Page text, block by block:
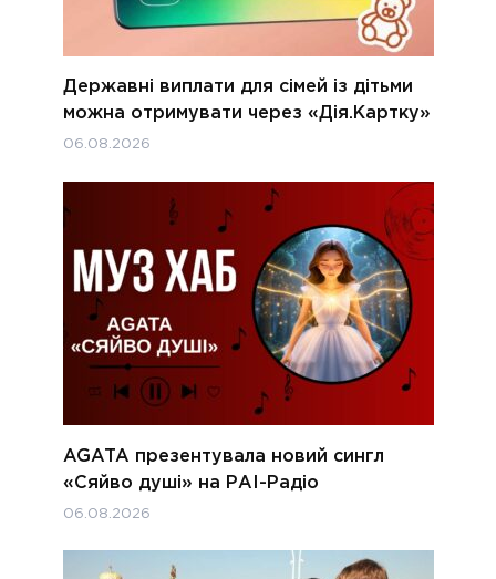
Державні виплати для сімей із дітьми
можна отримувати через «Дія.Картку»
06.08.2026
AGATA презентувала новий сингл
«Сяйво душі» на РАІ-Радіо
06.08.2026